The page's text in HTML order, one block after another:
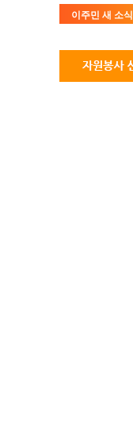
이주민 새 소식